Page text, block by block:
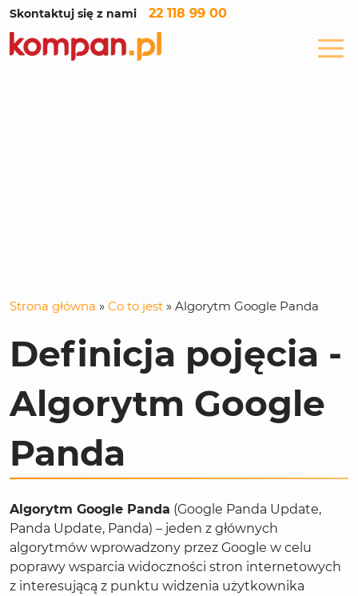
Skontaktuj się z nami 22 118 99 00
Strona główna » Co to jest » Algorytm Google Panda
Definicja pojęcia -
Algorytm Google
Panda
Algorytm Google Panda (Google Panda Update,
Panda Update, Panda) – jeden z głównych
algorytmów wprowadzony przez Google w celu
poprawy wsparcia widoczności stron internetowych
z interesującą z punktu widzenia użytkownika